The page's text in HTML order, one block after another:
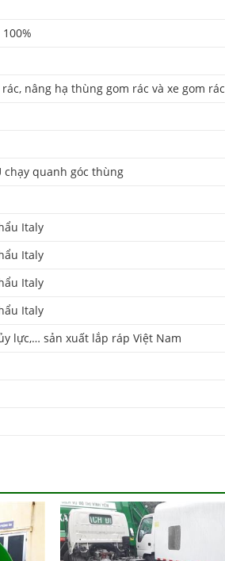
nâng hạ thùng gom rác và xe gom rác
quanh góc thùng
Italy
Italy
Italy
Italy
lực,… sản xuất lắp ráp Việt Nam